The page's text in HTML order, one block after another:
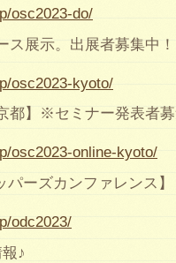
osc2023-do/
ス展示。出展者募集中！
osc2023-kyoto/
都】※セミナー発表者
osc2023-online-kyoto/
パーズカンファレンス】
odc2023/
♪